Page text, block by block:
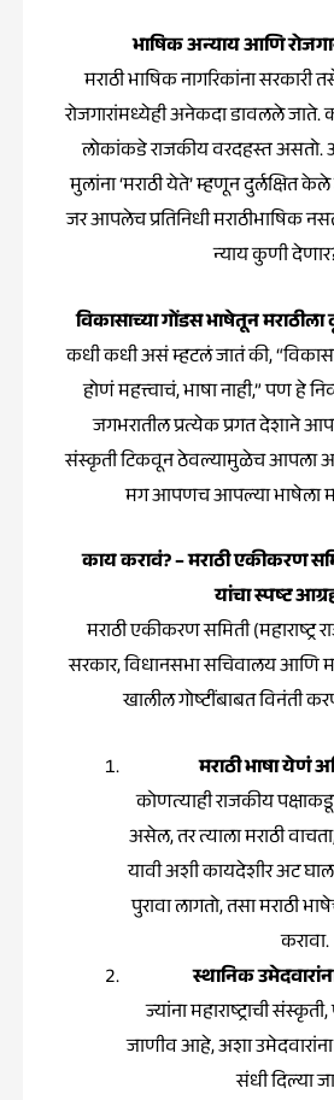
भाषिक अन्याय आणि
मराठी भाषिक नागरिकांना सरकारी
रोजगारांमध्येही अनेकदा डावलले
लोकांकडे राजकीय वरदहस्त असतो.
मुलांना ‘मराठी येते’ म्हणून दुर्लक्षित
जर आपलेच प्रतिनिधी मराठीभाषिक
न्याय कुणी
विकासाच्या गोंडस भाषेतून
कधी कधी असं म्हटलं जातं की,
होणं महत्त्वाचं, भाषा नाही,” पण हे
जगभरातील प्रत्येक प्रगत देशाने
संस्कृती टिकवून ठेवल्यामुळेच आपला
मग आपणच आपल्या भाषेला
काय करावं? – मराठी एकीकरण
यांचा स्पष्ट
मराठी एकीकरण समिती (महाराष्ट्र
सरकार, विधानसभा सचिवालय आणि
खालील गोष्टींबाबत विनंती
मराठी भाषा येणं
कोणत्याही राजकीय
असेल, तर त्याला मराठी
यावी अशी कायदेशीर अट
पुरावा लागतो, तसा मराठी
करावा.
स्थानिक उमेदवारांना
ज्यांना महाराष्ट्राची
जाणीव आहे, अशा
संधी दिल्या